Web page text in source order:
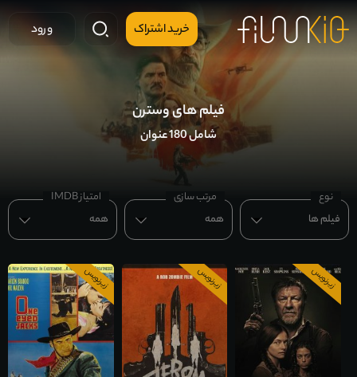
خرید اشتراک ورود
فیلم های وسترن
شامل 180 عنوان
نوع
فیلم ها
مرتب سازی
همه
امتیاز IMDB
همه
زیرنویس زیرنویس زیرنویس